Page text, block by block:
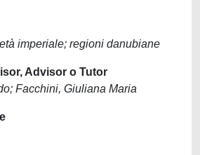
imperiale; regioni danubiane
Advisor o Tutor
Facchini, Giuliana Maria